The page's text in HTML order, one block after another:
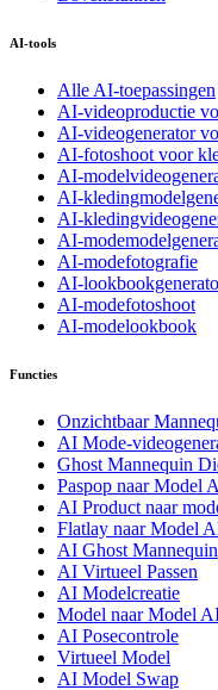
AI-tools
Alle AI-toepassingen
AI-videoproductie
AI-videogenerator
AI-fotoshoot voor
AI-
AI-
AI-
AI-
AI-modefotografie
AI-
AI-modefotoshoot
AI-modelookbook
Functies
Onzichtbaar
AI Mode-
Ghost Mannequin
Paspop naar Model
AI Product naar
Flatlay naar Model
AI Ghost Mannequin
AI Virtueel Passen
AI Modelcreatie
Model naar Model
AI Posecontrole
Virtueel Model
AI Model Swap